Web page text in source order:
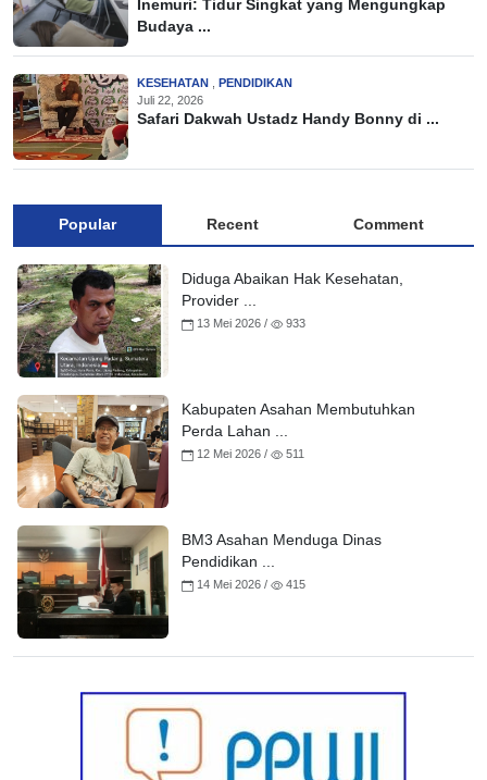
Inemuri: Tidur Singkat yang Mengungkap
Budaya ...
KESEHATAN
PENDIDIKAN
Juli 22, 2026
Safari Dakwah Ustadz Handy Bonny di ...
Popular Recent Comment
Diduga Abaikan Hak Kesehatan,
Provider ...
13 Mei 2026 / 933
Kabupaten Asahan Membutuhkan
Perda Lahan ...
12 Mei 2026 / 511
BM3 Asahan Menduga Dinas
Pendidikan ...
14 Mei 2026 / 415